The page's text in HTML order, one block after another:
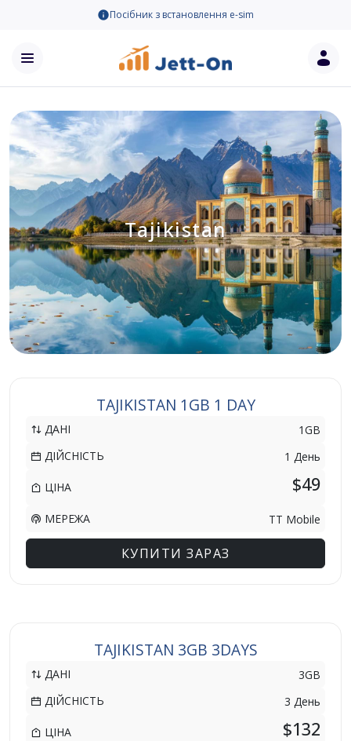
Посібник з встановлення e-sim
Tajikistan
TAJIKISTAN 1GB 1 DAY
ДАНІ
1GB
ДІЙСНІСТЬ
1 День
ЦІНА $49
МЕРЕЖА TT Mobile
КУПИТИ ЗАРАЗ
TAJIKISTAN 3GB 3DAYS
ДАНІ
3GB
ДІЙСНІСТЬ
3 День
ЦІНА $132